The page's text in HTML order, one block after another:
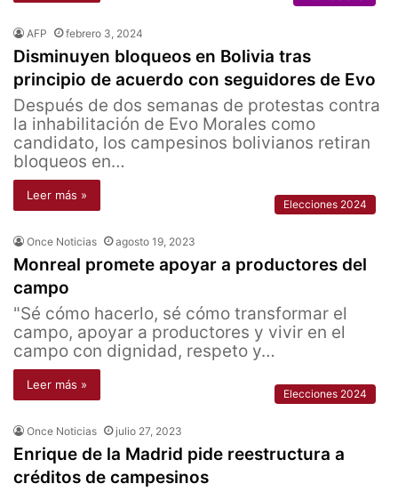
AFP febrero 3, 2024
Disminuyen bloqueos en Bolivia tras
principio de acuerdo con seguidores de Evo
Después de dos semanas de protestas contra
la inhabilitación de Evo Morales como
candidato, los campesinos bolivianos retiran
bloqueos en…
Leer más »
Elecciones 2024
Once Noticias agosto 19, 2023
Monreal promete apoyar a productores del
campo
"Sé cómo hacerlo, sé cómo transformar el
campo, apoyar a productores y vivir en el
campo con dignidad, respeto y…
Leer más »
Elecciones 2024
Once Noticias julio 27, 2023
Enrique de la Madrid pide reestructura a
créditos de campesinos